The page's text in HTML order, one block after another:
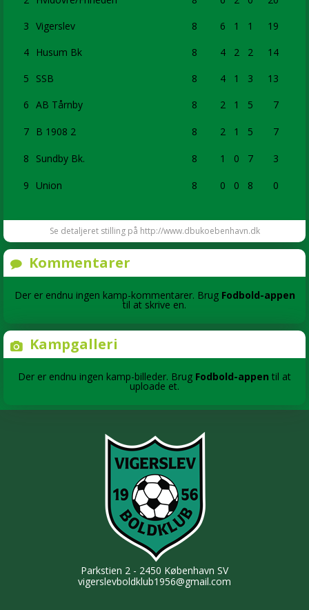
3 Vigerslev 8 6 1 1
19
4
Husum Bk 8 4 2 2
14
5
SSB 8 4 1 3
13
6 AB Tårnby 8 2 1 5 7
7 B 1908 2 8 2 1 5 7
8 Sundby Bk. 8 1 0 7 3
9 Union 8 0 0 8 0
Se detaljeret stilling på http://www.dbukoebenhavn.dk
Kommentarer
Der er endnu ingen kamp-kommentarer. Brug Fodbold-appen
til at skrive en.
Kampgalleri
Der er endnu ingen kamp-billeder. Brug Fodbold-appen til at
uploade et.
Parkstien 2 - 2450 København SV
vigerslevboldklub1956@gmail.com